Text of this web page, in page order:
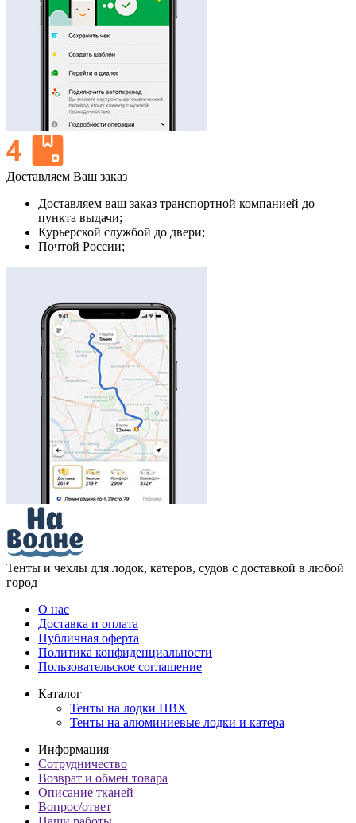
Доставляем Ваш заказ
Доставляем ваш заказ транспортной компанией до
пункта выдачи;
Курьерской службой до двери;
Почтой России;
Тенты и чехлы для лодок, катеров, судов с доставкой в любой
город
О нас
Доставка и оплата
Публичная оферта
Политика конфиденциальности
Пользовательское соглашение
Каталог
Тенты на лодки ПВХ
Тенты на алюминиевые лодки и катера
Информация
Сотрудничество
Возврат и обмен товара
Описание тканей
Вопрос/ответ